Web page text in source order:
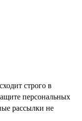
строго в
персональных
рассылки не